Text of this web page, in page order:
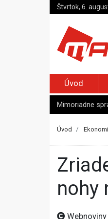
Štvrtok, 6.
Úvod
Mimoriadne
Úvod
Zriadenie Rady vlády pre regionálny rozvoj samosprávy na
nohy
Webnoviny